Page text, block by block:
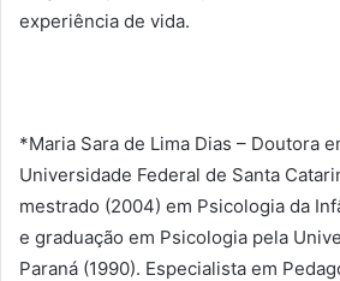
experiência de vida.
*Maria Sara de Lima Dias – Doutora
Universidade Federal de Santa
mestrado (2004) em Psicologia da
e graduação em Psicologia pela
Paraná (1990). Especialista em